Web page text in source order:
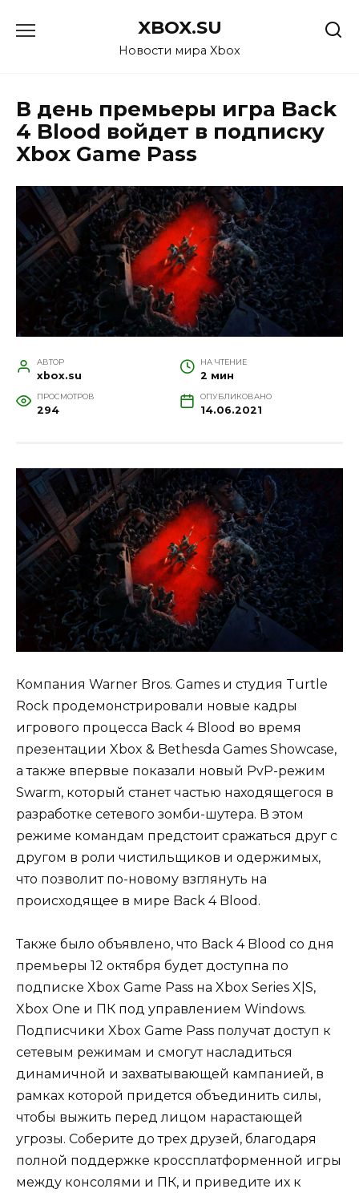
XBOX.SU
Новости мира Xbox
В день премьеры игра Back
4 Blood войдет в подписку
Xbox Game Pass
АВТОР
xbox.su
НА ЧТЕНИЕ
2 мин
ПРОСМОТРОВ
294
ОПУБЛИКОВАНО
14.06.2021
Компания Warner Bros. Games и студия Turtle
Rock продемонстрировали новые кадры
игрового процесса Back 4 Blood во время
презентации Xbox & Bethesda Games Showcase,
а также впервые показали новый PvP-режим
Swarm, который станет частью находящегося в
разработке сетевого зомби-шутера. В этом
режиме командам предстоит сражаться друг с
другом в роли чистильщиков и одержимых,
что позволит по-новому взглянуть на
происходящее в мире Back 4 Blood.
Также было объявлено, что Back 4 Blood со дня
премьеры 12 октября будет доступна по
подписке Xbox Game Pass на Xbox Series X|S,
Xbox One и ПК под управлением Windows.
Подписчики Xbox Game Pass получат доступ к
сетевым режимам и смогут насладиться
динамичной и захватывающей кампанией, в
рамках которой придется объединить силы,
чтобы выжить перед лицом нарастающей
угрозы. Соберите до трех друзей, благодаря
полной поддержке кроссплатформенной игры
между консолями и ПК, и приведите их к